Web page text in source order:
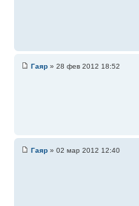
Гаяр » 28 фев 2012 18:52
Гаяр » 02 мар 2012 12:40